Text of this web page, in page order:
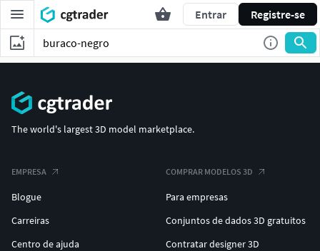
Entrar Registre-se
The world's largest 3D model marketplace.
EMPRESA
Blogue
Carreiras
Centro de ajuda
COMPRAR MODELOS 3D
Para empresas
Conjuntos de dados 3D gratuitos
Contratar designer 3D